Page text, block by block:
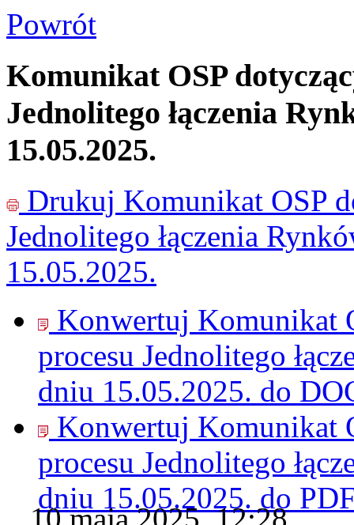
Powrót
Komunikat OSP
Jednolitego łączenia
15.05.2025.
Drukuj Komunikat OSP
Jednolitego łączenia
15.05.2025.
Konwertuj Komunikat
procesu Jednolitego
dniu 15.05.2025. do
Konwertuj Komunikat
procesu Jednolitego
dniu 15.05.2025. do